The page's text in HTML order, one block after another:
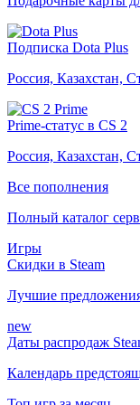
Подписка Dota Plus
Россия, Казахстан,
Prime-статус в CS 2
Россия, Казахстан,
Все пополнения
Полный каталог
Игры
Скидки в Steam
Лучшие
new
Даты распродаж
Календарь